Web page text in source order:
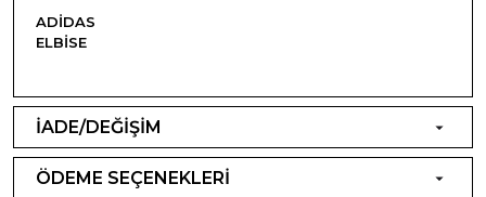
ADIDAS
ELBISE
İADE/DEĞİŞİM
ÖDEME SEÇENEKLERİ